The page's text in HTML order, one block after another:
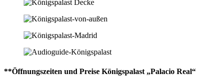
**Öffnungszeiten und Preise Königspalast „Palacio Real“